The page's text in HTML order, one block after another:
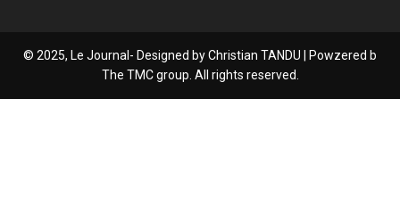
© 2025, Le Journal- Designed by Christian TANDU | Powzered b
The TMC group. All rights reserved.